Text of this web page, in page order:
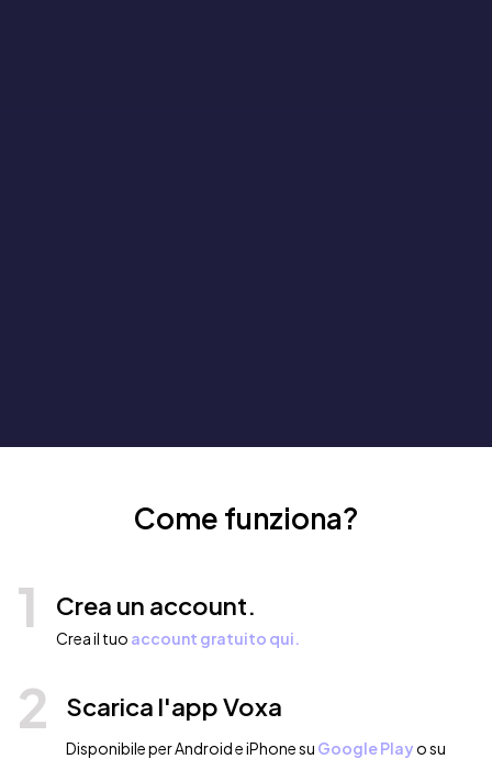
Come funziona?
1 Crea un account.
Crea il tuo account gratuito qui.
2 Scarica l'app Voxa
Disponibile per Android e iPhone su Google Playo su